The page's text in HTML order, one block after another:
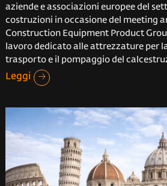
aziende e associazioni europee del
costruzioni in occasione del meeting
Construction Equipment Product
lavoro dedicato alle attrezzature per
trasporto e il pompaggio del
Leggi